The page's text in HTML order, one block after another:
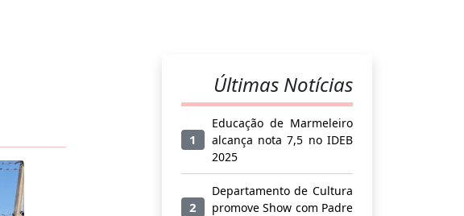
Últimas Notícias
1
Educação de Marmeleiro
alcança nota 7,5 no IDEB
2025
2
Departamento de Cultura
promove Show com Padre